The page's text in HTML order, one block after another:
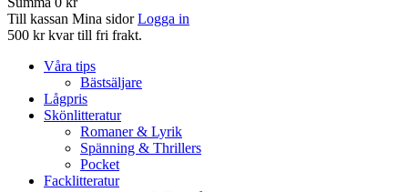
Till kassan Mina sidor Logga in
500 kr kvar till fri frakt.
Våra tips
Bästsäljare
Lågpris
Skönlitteratur
Romaner & Lyrik
Spänning & Thrillers
Pocket
Facklitteratur